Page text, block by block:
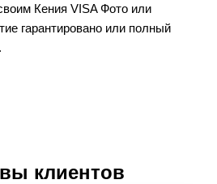
Кения VISA Фото или
гарантировано или полный
клиентов